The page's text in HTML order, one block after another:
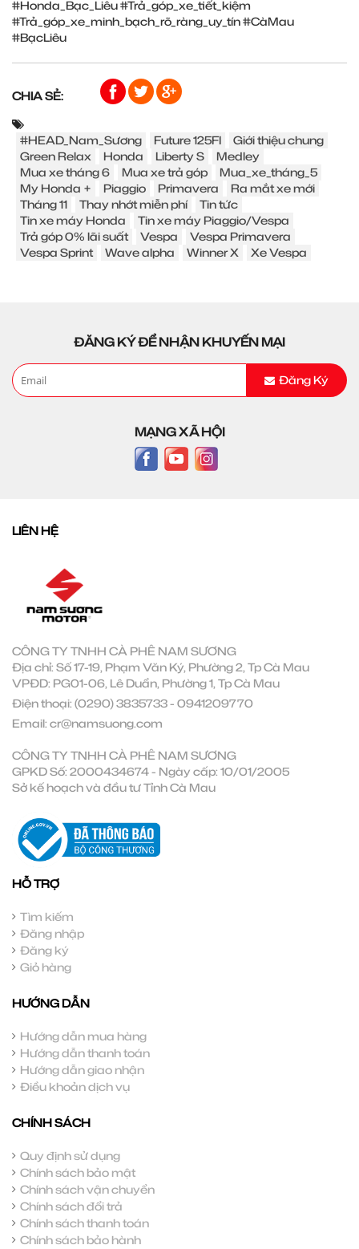
#Honda_Bạc_Liêu#Trả_góp_xe_tiết_kiệm
#Trả_góp_xe_minh_bạch_rõ_ràng_uy_tín#CàMau
#BạcLiêu
CHIA SẺ:
#HEAD_Nam_Sương Future 125FI
Giới thiệu chung
Green Relax
Honda Liberty S
Medley
Mua xe tháng 6
Mua xe trả góp
Mua_xe_tháng_5
My Honda +
Piaggio Primavera
Ra mắt xe mới
Tháng 11
Thay nhớt miễn phí
Tin tức
Tin xe máy Honda
Tin xe máy Piaggio/Vespa
Trả góp 0% lãi suất
Vespa
Vespa Primavera
Vespa Sprint
Wave alpha Winner X Xe Vespa
ĐĂNG KÝ ĐỂ NHẬN KHUYẾN MẠI
Đăng Ký
MẠNG XÃ HỘI
LIÊN HỆ
CÔNG TY TNHH CÀ PHÊ NAM SƯƠNG
Địa chỉ: Số 17-19, Phạm Văn Ký, Phường 2, Tp Cà Mau
VPĐD: PG01-06, Lê Duẩn, Phường 1, Tp Cà Mau
Điện thoại: (0290) 3835733- 0941209770
Email: cr@namsuong.com
CÔNG TY TNHH CÀ PHÊ NAM SƯƠNG
GPKD Số: 2000434674 - Ngày cấp: 10/01/2005
Sở kế hoạch và đầu tư Tỉnh Cà Mau
HỖ TRỢ
Tìm kiếm
Đăng nhập
Đăng ký
Giỏ hàng
HƯỚNG DẪN
Hướng dẫn mua hàng
Hướng dẫn thanh toán
Hướng dẫn giao nhận
Điều khoản dịch vụ
CHÍNH SÁCH
Quy định sử dụng
Chính sách bảo mật
Chính sách vận chuyển
Chính sách đổi trả
Chính sách thanh toán
Chính sách bảo hành